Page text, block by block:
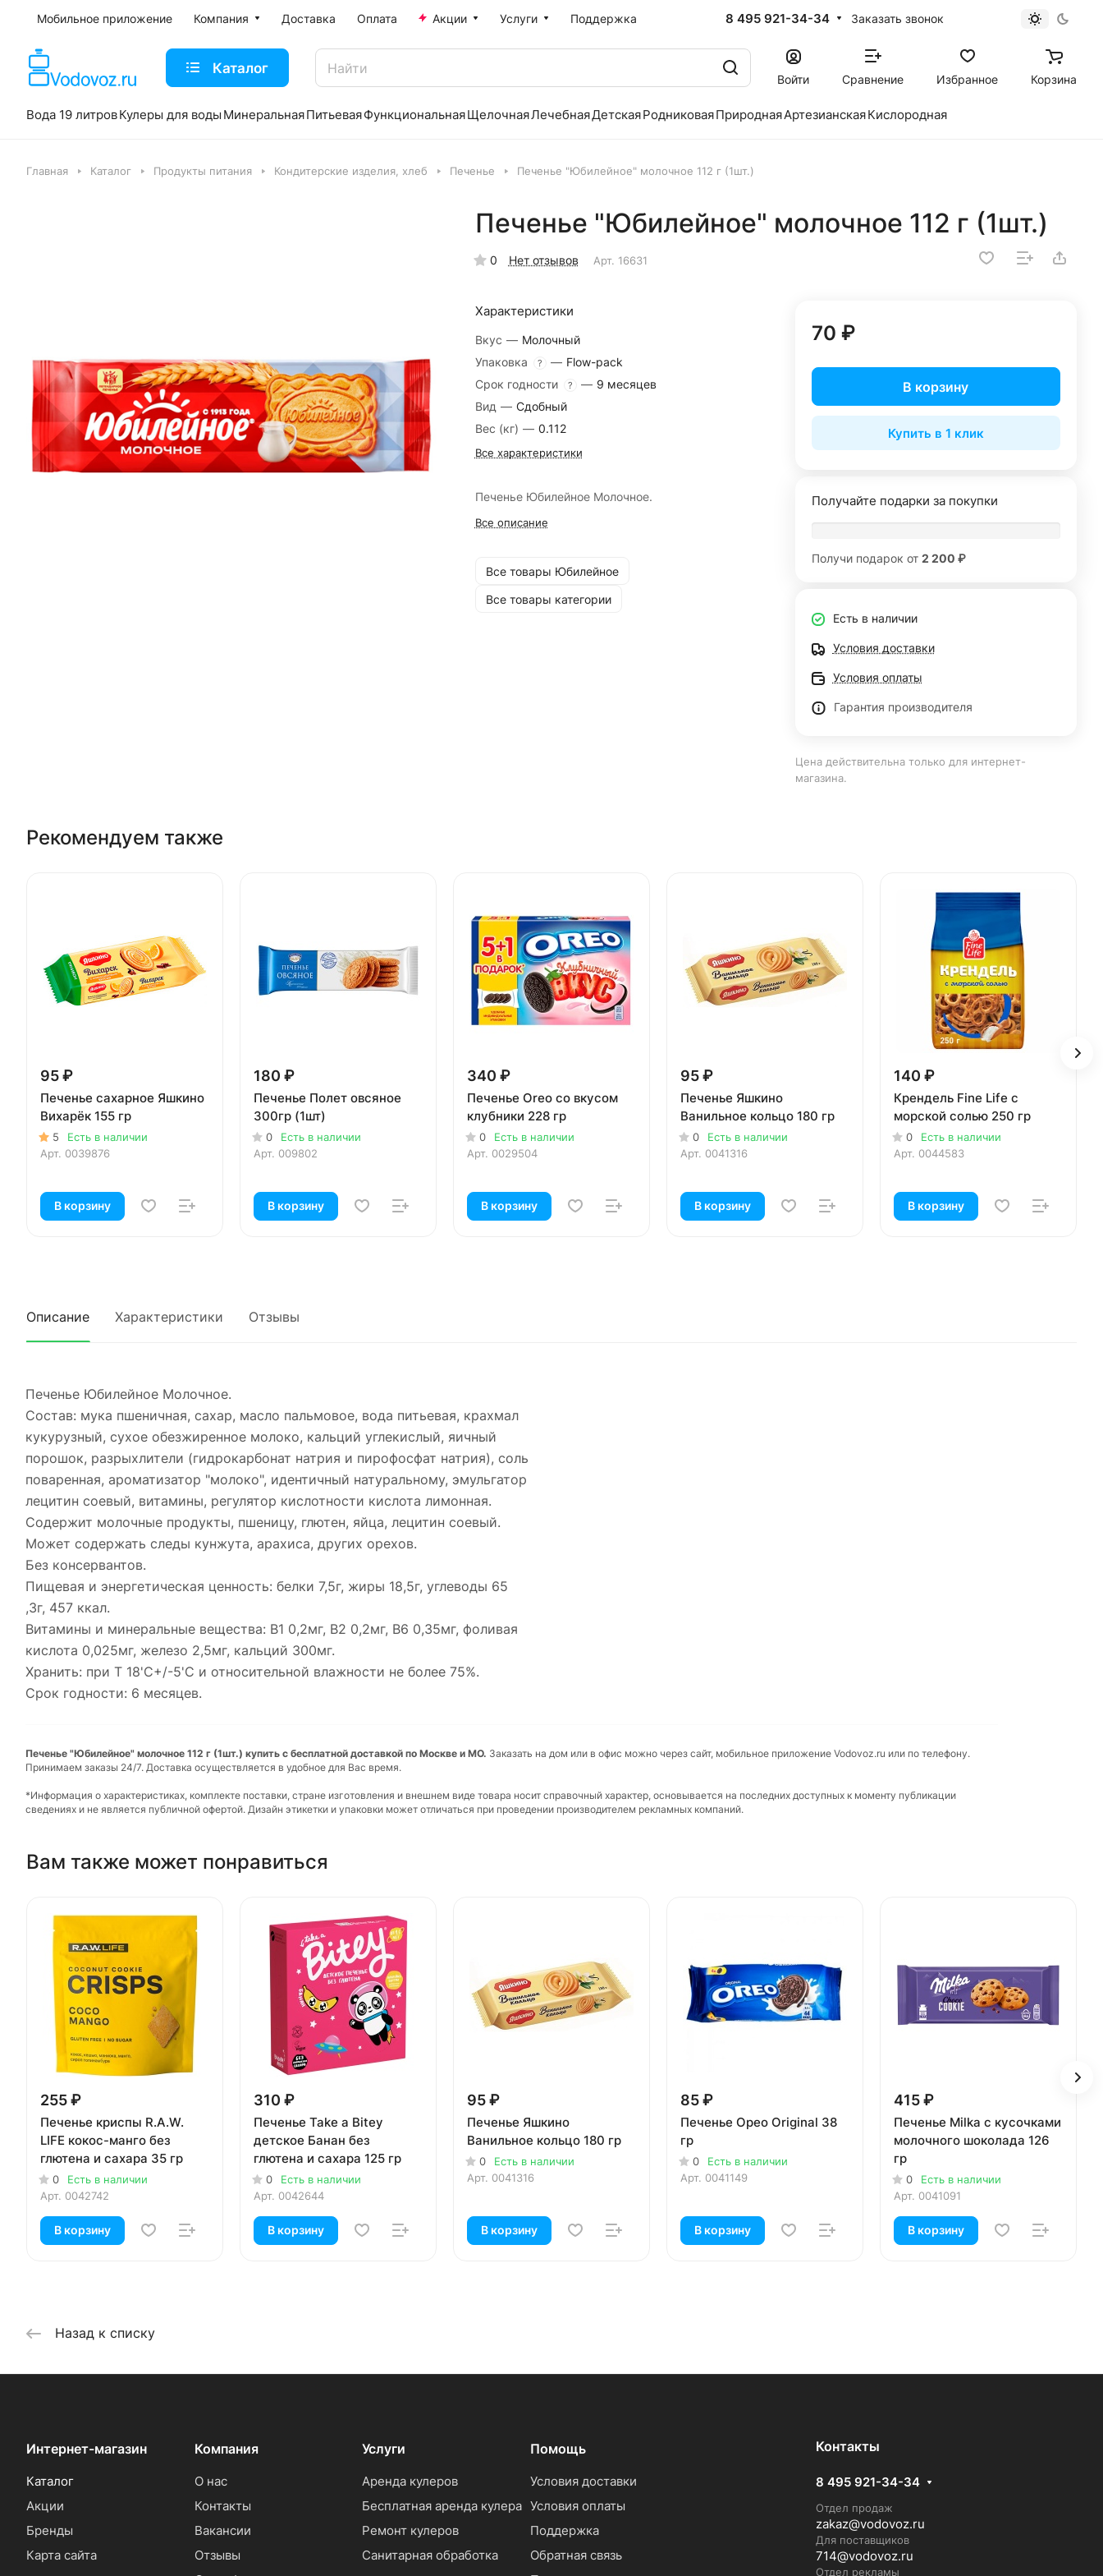
Мобильное приложение Компания Доставка Оплата Акции Услуги Поддержка 8 495 921-34-34 Заказать звонок
Каталог
Войти Сравнение Избранное Корзина
Вода 19 литровКулеры для воды МинеральнаяПитьеваяФункциональнаяЩелочнаяЛечебнаяДетскаяРодниковаяПрироднаяАртезианскаяКислородная
Главная Каталог Продукты питания Кондитерские изделия, хлеб Печенье Печенье "Юбилейное" молочное 112 г (1шт.)
Печенье "Юбилейное" молочное 112 г (1шт.)
0 Нет отзывов Арт. 16631
Характеристики
Вкус — Молочный
Упаковка
? — Flow-pack
Срок годности
? — 9 месяцев
Вид — Сдобный
Вес (кг) — 0.112
Все характеристики
Печенье Юбилейное Молочное.
Все описание
Все товары Юбилейное
Все товары категории
70 ₽
В корзину
Купить в 1 клик
Получайте подарки за покупки
Получи подарок от 2 200 ₽
Есть в наличии
Условия доставки
Условия оплаты
Гарантия производителя
Цена действительна только для интернет-
магазина.
Рекомендуем также
95 ₽
Печенье сахарное Яшкино
Вихарёк 155 гр
5
Есть в наличии
Арт. 0039876
В корзину
180 ₽
Печенье Полет овсяное
300гр (1шт)
0
Есть в наличии
Арт. 009802
В корзину
340 ₽
Печенье Oreo со вкусом
клубники 228 гр
0
Есть в наличии
Арт. 0029504
В корзину
95 ₽
Печенье Яшкино
Ванильное кольцо 180 гр
0
Есть в наличии
Арт. 0041316
В корзину
140 ₽
Крендель Fine Life с
морской солью 250 гр
0
Есть в наличии
Арт. 0044583
В корзину
Описание Характеристики Отзывы
Печенье Юбилейное Молочное.
Состав: мука пшеничная, сахар, масло пальмовое, вода питьевая, крахмал
кукурузный, сухое обезжиренное молоко, кальций углекислый, яичный
порошок, разрыхлители (гидрокарбонат натрия и пирофосфат натрия), соль
поваренная, ароматизатор "молоко", идентичный натуральному, эмульгатор
лецитин соевый, витамины, регулятор кислотности кислота лимонная.
Содержит молочные продукты, пшеницу, глютен, яйца, лецитин соевый.
Может содержать следы кунжута, арахиса, других орехов.
Без консервантов.
Пищевая и энергетическая ценность: белки 7,5г, жиры 18,5г, углеводы 65
,3г, 457 ккал.
Витамины и минеральные вещества: В1 0,2мг, В2 0,2мг, В6 0,35мг, фоливая
кислота 0,025мг, железо 2,5мг, кальций 300мг.
Хранить: при T 18'C+/-5'C и относительной влажности не более 75%.
Срок годности: 6 месяцев.
Печенье "Юбилейное" молочное 112 г (1шт.) купить с бесплатной доставкой по Москве и МО. Заказать на дом или в офис можно через сайт, мобильное приложение Vodovoz.ru или по телефону.
Принимаем заказы 24/7. Доставка осуществляется в удобное для Вас время.
*Информация о характеристиках, комплекте поставки, стране изготовления и внешнем виде товара носит справочный характер, основывается на последних доступных к моменту публикации
сведениях и не является публичной офертой. Дизайн этикетки и упаковки может отличаться при проведении производителем рекламных компаний.
Вам также может понравиться
255 ₽
Печенье криспы R.A.W.
LIFE кокос-манго без
глютена и сахара 35 гр
0
Есть в наличии
Арт. 0042742
В корзину
310 ₽
Печенье Take a Bitey
детское Банан без
глютена и сахара 125 гр
0
Есть в наличии
Арт. 0042644
В корзину
95 ₽
Печенье Яшкино
Ванильное кольцо 180 гр
0
Есть в наличии
Арт. 0041316
В корзину
85 ₽
Печенье Орео Original 38
гр
0
Есть в наличии
Арт. 0041149
В корзину
415 ₽
Печенье Milka с кусочками
молочного шоколада 126
гр
0
Есть в наличии
Арт. 0041091
В корзину
Назад к списку
Интернет-магазин
Каталог
Акции
Бренды
Карта сайта
Компания
О нас
Контакты
Вакансии
Отзывы
Услуги
Аренда кулеров
Бесплатная аренда кулера
Ремонт кулеров
Санитарная обработка
Помощь
Условия доставки
Условия оплаты
Поддержка
Обратная связь
Контакты
8 495 921-34-34
Отдел продаж
zakaz@vodovoz.ru
Для поставщиков
714@vodovoz.ru
Отдел рекламы